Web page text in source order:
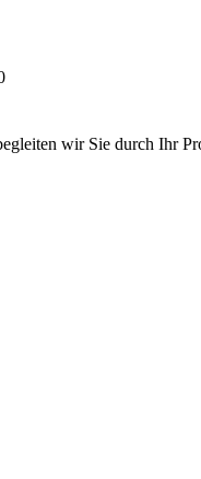
wir Sie durch Ihr